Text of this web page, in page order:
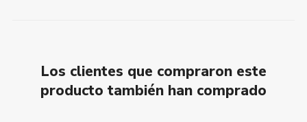
Los clientes que compraron este
producto también han comprado